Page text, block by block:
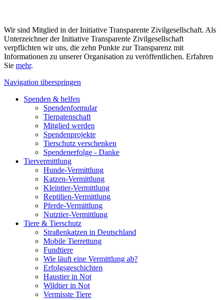
Wir sind Mitglied in der Initiative Transparente Zivilgesellschaft. Als
Unterzeichner der Initiative Transparente Zivilgesellschaft
verpflichten wir uns, die zehn Punkte zur Transparenz mit
Informationen zu unserer Organisation zu veröffentlichen. Erfahren
Sie mehr.
Navigation überspringen
Spenden & helfen
Spendenformular
Tierpatenschaft
Mitglied werden
Spendenprojekte
Tierschutz verschenken
Spendenerfolge - Danke
Tiervermittlung
Hunde-Vermittlung
Katzen-Vermittlung
Kleintier-Vermittlung
Reptilien-Vermittlung
Pferde-Vermittlung
Nutztier-Vermittlung
Tiere & Tierschutz
Straßenkatzen in Deutschland
Mobile Tierrettung
Fundtiere
Wie läuft eine Vermittlung ab?
Erfolgsgeschichten
Haustier in Not
Wildtier in Not
Vermisste Tiere